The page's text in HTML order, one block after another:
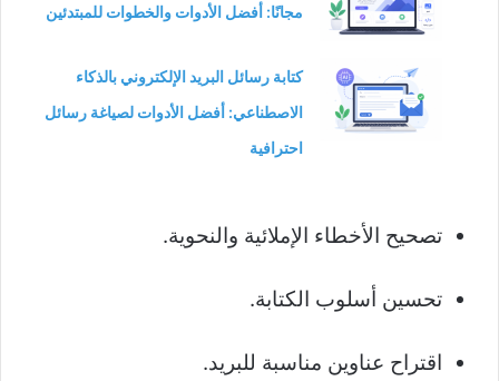
مجانًا: أفضل الأدوات والخطوات للمبتدئين
كتابة رسائل البريد الإلكتروني بالذكاء
الاصطناعي: أفضل الأدوات لصياغة رسائل
احترافية
تصحيح الأخطاء الإملائية والنحوية.
تحسين أسلوب الكتابة.
اقتراح عناوين مناسبة للبريد.